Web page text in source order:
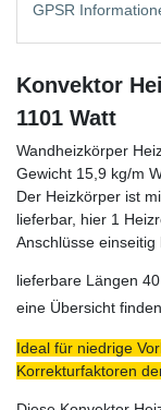
GPSR
Konvektor
1101 Watt
Wandheizkörper
Gewicht 15,9 kg/m
Der Heizkörper ist
lieferbar, hier 1
Anschlüsse
lieferbare Längen
eine Übersicht
Ideal für niedrige
Korrekturfaktoren